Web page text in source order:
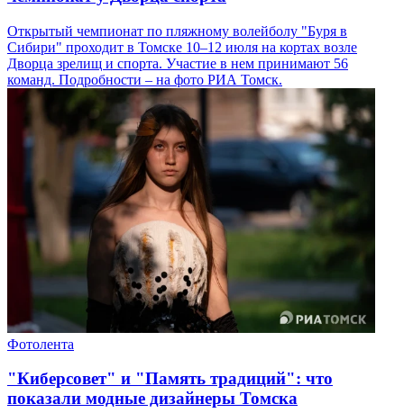
Открытый чемпионат по пляжному волейболу "Буря в
Сибири" проходит в Томске 10–12 июля на кортах возле
Дворца зрелищ и спорта. Участие в нем принимают 56
команд. Подробности – на фото РИА Томск.
Фотолента
"Киберсовет" и "Память традиций": что
показали модные дизайнеры Томска